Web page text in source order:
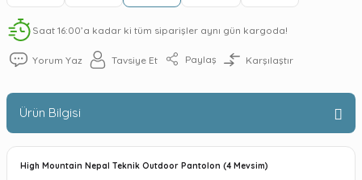
Saat 16:00’a kadar ki tüm siparişler aynı gün kargoda!
Yorum Yaz Tavsiye Et Paylaş Karşılaştır
Ürün Bilgisi
High Mountain Nepal Teknik Outdoor Pantolon (4 Mevsim)